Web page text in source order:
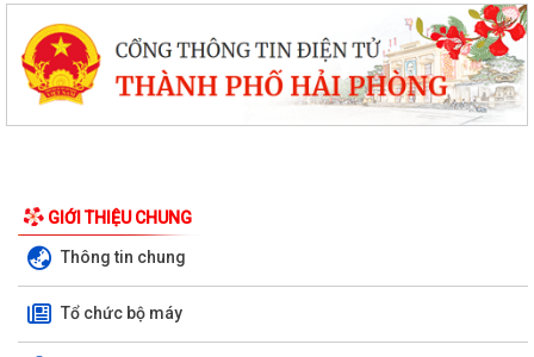
GIỚI THIỆU CHUNG
Thông tin chung
Tổ chức bộ máy